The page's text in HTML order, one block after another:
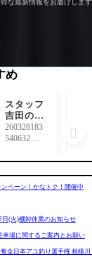
得な最新情報をお届けします
ペーン！かなトク！開催中
(火)棚卸休業のお知らせ
車場に関するご案内とお願い
全日本アユ釣り選手権 相模
め
スタッフ
吉田の愛
用ネコリ
グ
260328183
540632 本
スシーズ
前にスタ
グをご紹
います。
店頭でよ
